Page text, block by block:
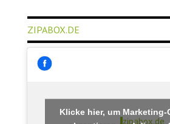
ZIPABOX.DE
zipabox.de
Klicke hier, um Marketing-